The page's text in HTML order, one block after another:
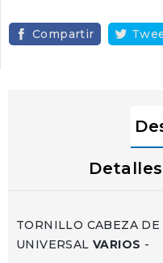
Compartir
TORNILLO CABEZA DE
UNIVERSAL VARIOS -